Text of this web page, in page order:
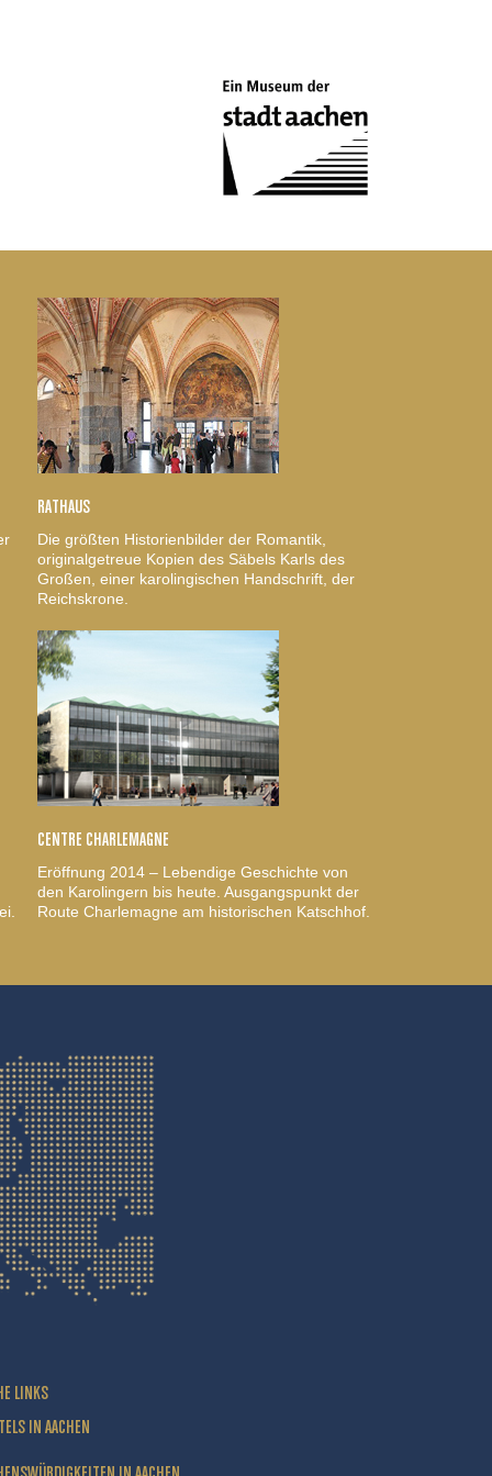
RATHAUS
Die größten Historienbilder der Romantik,
originalgetreue Kopien des Säbels Karls des
Großen, einer karolingischen Handschrift, der
Reichskrone.
CENTRE CHARLEMAGNE
Eröffnung 2014 – Lebendige Geschichte von
den Karolingern bis heute. Ausgangspunkt der
Route Charlemagne am historischen Katschhof.
LINKS
IN AACHEN